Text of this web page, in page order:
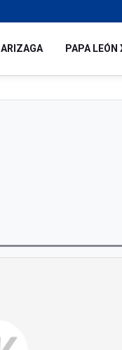
PAPA LEÓN
Moyano: “Tengo